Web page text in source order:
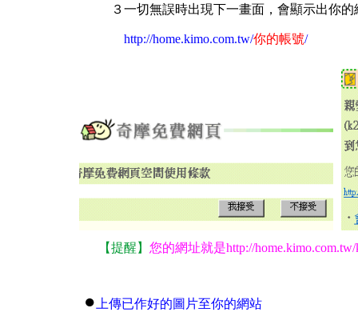
３一切無誤時出現下一畫面，會顯示出你的
http://home.kimo.com.tw/你的帳號/
【提醒】 您的網址就是http://
● 上傳已作好的圖片至你的網站